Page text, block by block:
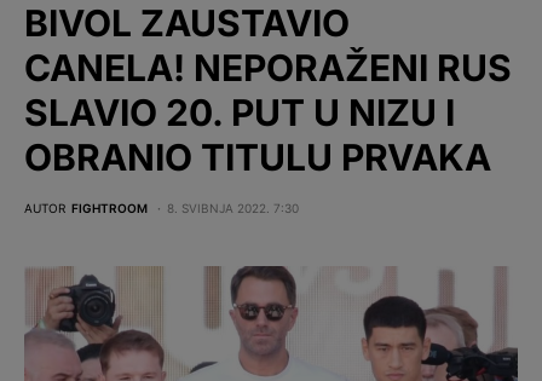
BIVOL ZAUSTAVIO
CANELA! NEPORAŽENI RUS
SLAVIO 20. PUT U NIZU I
OBRANIO TITULU PRVAKA
AUTOR FIGHTROOM 8. SVIBNJA 2022. 7:30